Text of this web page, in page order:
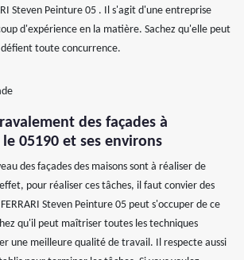
Steven Peinture 05 . Il s'agit d'une entreprise
d'expérience en la matière. Sachez qu'elle peut
toute concurrence.
des façades à
05190 et ses environs
des façades des maisons sont à réaliser de
pour réaliser ces tâches, il faut convier des
Steven Peinture 05 peut s'occuper de ce
qu'il peut maîtriser toutes les techniques
une meilleure qualité de travail. Il respecte aussi